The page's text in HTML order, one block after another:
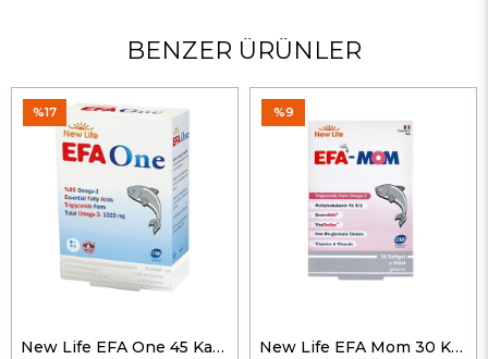
BENZER ÜRÜNLER
New Life EFA One 45 Kapsül
%17
New Life EFA Mom 30 Kapsül
%9